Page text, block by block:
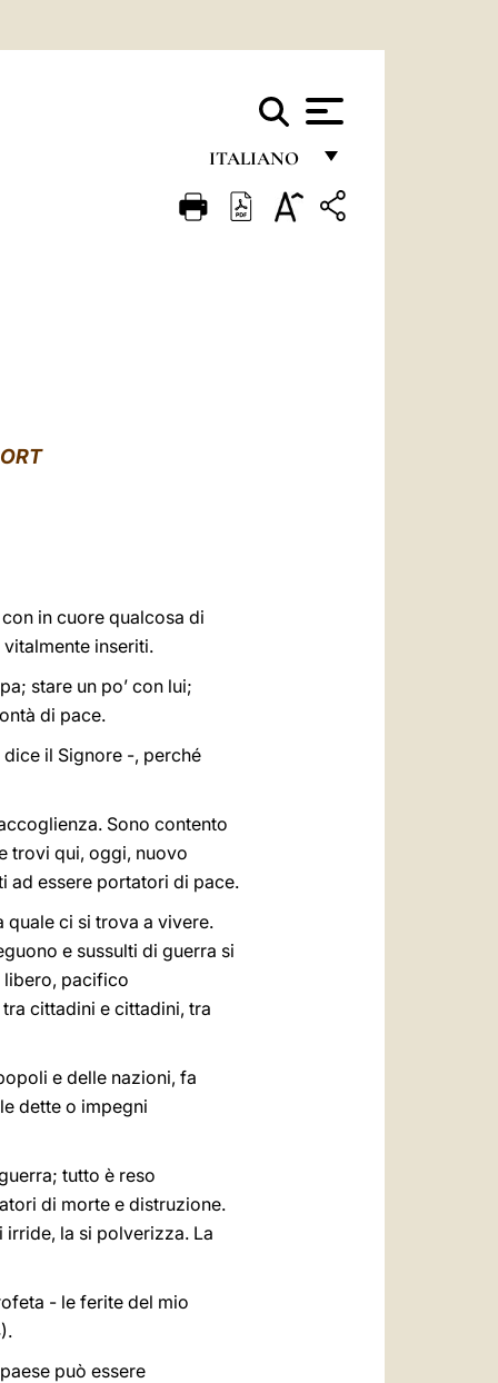
ITALIANO
FRANÇAIS
in cuore qualcosa di
inseriti.
stare un po’ con lui;
di pace.
il Signore -, perché
Sono contento
trovi qui, oggi, nuovo
ad essere portatori di pace.
quale ci si trova a vivere.
e sussulti di guerra si
libero, pacifico
cittadini e cittadini, tra
e delle nazioni, fa
dette o impegni
tutto è reso
di morte e distruzione.
irride, la si polverizza. La
- le ferite del mio
può essere